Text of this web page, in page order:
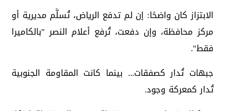
الابتزاز كان واضحًا: إن لم تدفع الرياض، تُسلَّم مديرية أو
مركز محافظة، وإن دفعت، تُرفع أعلام النصر "بالكاميرا
فقط".
جبهات تُدار كصفقات... بينما كانت المقاومة الجنوبية
تُدار كمعركة وجود.